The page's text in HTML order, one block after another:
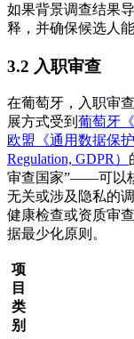
如果背景调查结果
释，并确保候选人
3.2 入职审查
在葡萄牙，入职审
展方式受到 葡萄牙
欧盟《通用数据保护
Regulation, GDPR）
审查国家”——可以
无关或涉及隐私的
健康检查或资质审
据最少化原则。
项
目
类
别